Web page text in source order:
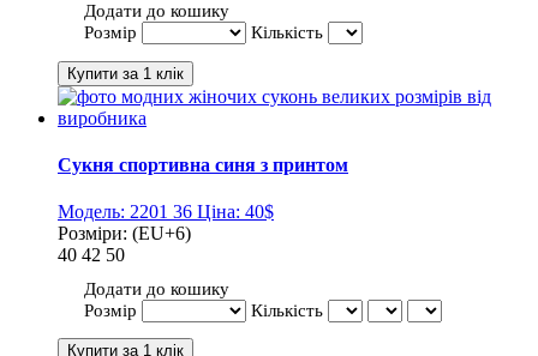
Додати до кошику
Розмір
Кількість
Сукня спортивна синя з принтом
Модель: 2201 36 Ціна: 40$
Розміри: (EU+6)
40 42 50
Додати до кошику
Розмір
Кількість